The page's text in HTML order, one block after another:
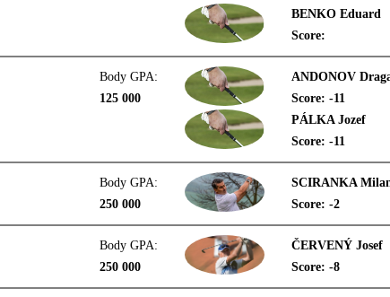
BENKO Eduard
Score:
Body GPA:
125 000
ANDONOV
Score: -11
PÁLKA Jozef
Score: -11
Body GPA:
250 000
SCIRANKA
Score: -2
Body GPA:
250 000
ČERVENÝ Josef
Score: -8